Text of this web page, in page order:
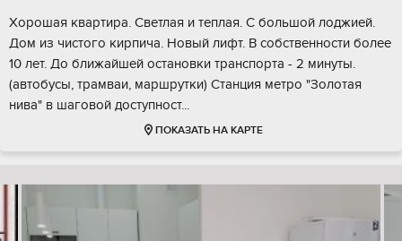
Хорошая квартира. Светлая и теплая. С большой лоджией.
Дом из чистого кирпича. Новый лифт. В собственности более
10 лет. До ближайшей остановки транспорта - 2 минуты.
(автобусы, трамваи, маршрутки) Станция метро "Золотая
нива" в шаговой доступност...
ПОКАЗАТЬ НА КАРТЕ